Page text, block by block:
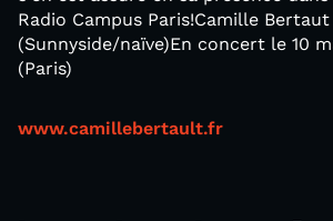
Radio Campus Paris!Camille
(Sunnyside/naïve)En concert le 10
(Paris)
www.camillebertault.fr